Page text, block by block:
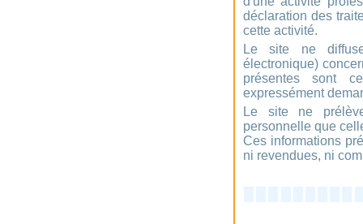
déclaration des
cette activité.
Le site ne
électronique)
présentes sont
expressément
Le site ne
personnelle que
Ces informations
ni revendues, ni